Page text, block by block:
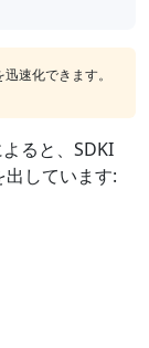
速化できます。
ると、SDKI
しています: